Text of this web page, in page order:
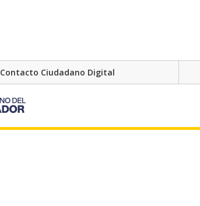
Contacto Ciudadano Digital